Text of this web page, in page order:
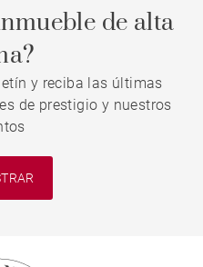
de alta
y reciba las últimas
de prestigio y nuestros